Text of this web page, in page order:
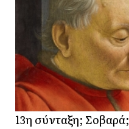
13η σύνταξη; Σοβαρά;